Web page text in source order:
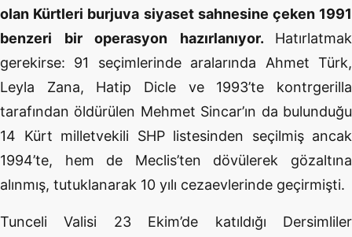
olan Kürtleri burjuva siyaset sahnesine çeken 1991
benzeri bir operasyon hazırlanıyor. Hatırlatmak
gerekirse: 91 seçimlerinde aralarında Ahmet Türk,
Leyla Zana, Hatip Dicle ve 1993’te kontrgerilla
tarafından öldürülen Mehmet Sincar’ın da bulunduğu
14 Kürt milletvekili SHP listesinden seçilmiş ancak
1994’te, hem de Meclis’ten dövülerek gözaltına
alınmış, tutuklanarak 10 yılı cezaevlerinde geçirmişti.
Tunceli Valisi 23 Ekim’de katıldığı Dersimliler